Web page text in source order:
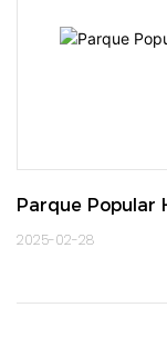
Parque Popular
2025-02-28